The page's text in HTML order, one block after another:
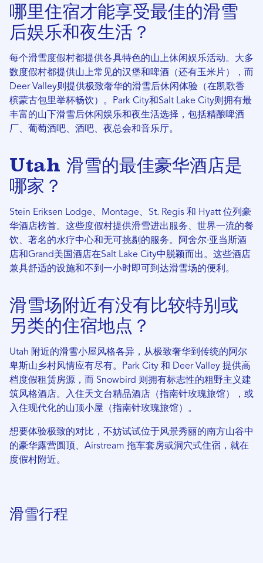
哪里住宿才能享受最佳的滑雪
后娱乐和夜生活？
每个滑雪度假村都提供各具特色的山上休闲娱乐活动。大多
数度假村都提供山上常见的汉堡和啤酒（还有玉米片），而
Deer Valley则提供极致奢华的滑雪后休闲体验（在凯歌香
槟蒙古包里举杯畅饮）。Park City和Salt Lake City则拥有最
丰富的山下滑雪后休闲娱乐和夜生活选择，包括精酿啤酒
厂、葡萄酒吧、酒吧、夜总会和音乐厅。
Utah 滑雪的最佳豪华酒店是
哪家？
Stein Eriksen Lodge、Montage、St. Regis 和 Hyatt 位列豪
华酒店榜首。这些度假村提供滑雪进出服务、世界一流的餐
饮、著名的水疗中心和无可挑剔的服务。阿舍尔·亚当斯酒
店和Grand美国酒店在Salt Lake City中脱颖而出。这些酒店
兼具舒适的设施和不到一小时即可到达滑雪场的便利。
滑雪场附近有没有比较特别或
另类的住宿地点？
Utah 附近的滑雪小屋风格各异，从极致奢华到传统的阿尔
卑斯山乡村风情应有尽有。Park City 和 Deer Valley 提供高
档度假租赁房源，而 Snowbird 则拥有标志性的粗野主义建
筑风格酒店。入住天文台精品酒店（指南针玫瑰旅馆），或
入住现代化的山顶小屋（指南针玫瑰旅馆）。
想要体验极致的对比，不妨试试位于风景秀丽的南方山谷中
的豪华露营圆顶、Airstream 拖车套房或洞穴式住宿，就在
度假村附近。
滑雪行程